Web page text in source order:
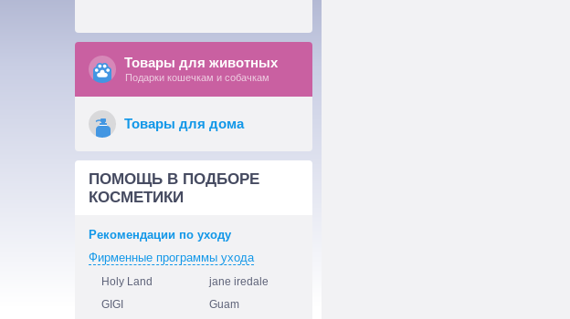
Товары для животных
Подарки кошечкам и собачкам
Товары для дома
ПОМОЩЬ В ПОДБОРЕ
КОСМЕТИКИ
Рекомендации по уходу
Фирменные программы ухода
Holy Land
jane iredale
GIGI
Guam